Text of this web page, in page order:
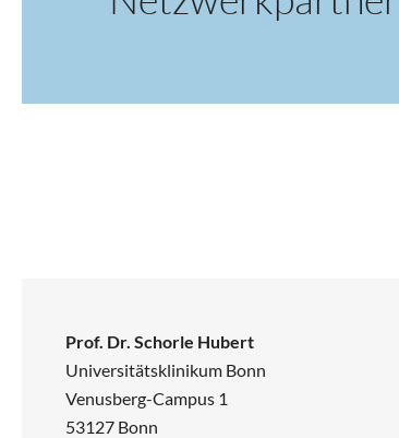
Prof. Dr. Schorle Hubert
Universitätsklinikum Bonn
Venusberg-Campus 1
53127 Bonn